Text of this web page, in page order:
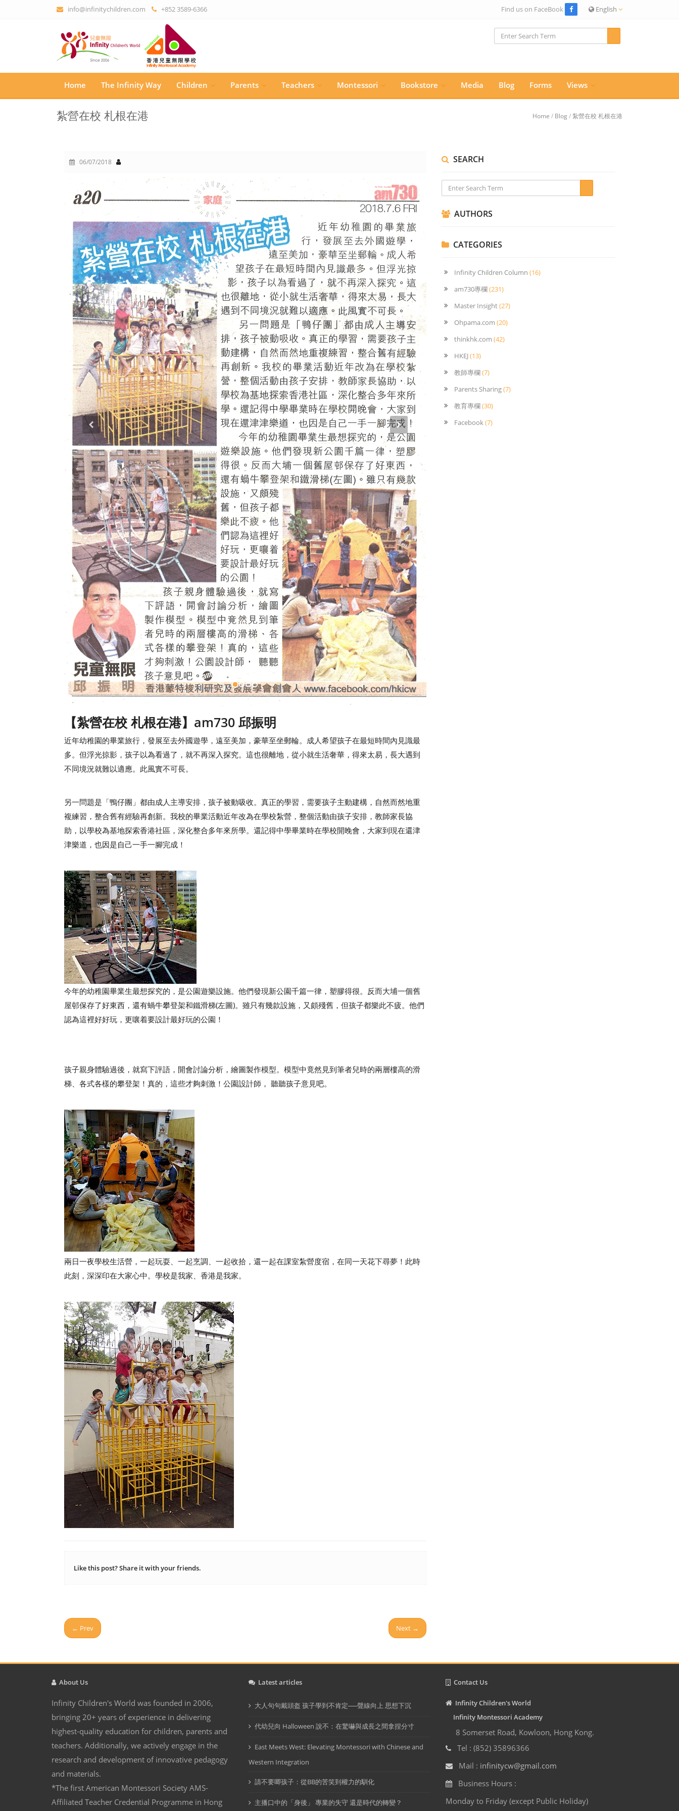
info@infinitychildren.com +852 3589-6366 English
Find us on FaceBook
Home The Infinity Way Children Parents Teachers Montessori Bookstore Media Blog Forms Views
紮營在校 札根在港 Home / Blog /紮營在校 札根在港
06/07/2018
【紮營在校 札根在港】am730 邱振明
近年幼稚園的畢業旅行，發展至去外國遊學，遠至美加，豪華至坐郵輪。成人希望孩子在最短時間內見識最
多。但浮光掠影，孩子以為看過了，就不再深入探究。這也很離地，從小就生活奢華，得來太易，長大遇到
不同境況就難以適應。此風實不可長。
另一問題是「鴨仔團」都由成人主導安排，孩子被動吸收。真正的學習，需要孩子主動建構，自然而然地重
複練習，整合舊有經驗再創新。我校的畢業活動近年改為在學校紮營，整個活動由孩子安排，教師家長協
助，以學校為基地探索香港社區，深化整合多年來所學。還記得中學畢業時在學校開晚會，大家到現在還津
津樂道，也因是自己一手一腳完成！
今年的幼稚園畢業生最想探究的，是公園遊樂設施。他們發現新公園千篇一律，塑膠得很。反而大埔一個舊
屋邨保存了好東西，還有蝸牛攀登架和鐵滑梯(左圖)。雖只有幾款設施，又頗殘舊，但孩子都樂此不疲。他們
認為這裡好好玩，更嚷着要設計最好玩的公園！
孩子親身體驗過後，就寫下評語，開會討論分析，繪圖製作模型。模型中竟然見到筆者兒時的兩層樓高的滑
梯、各式各樣的攀登架！真的，這些才夠刺激！公園設計師， 聽聽孩子意見吧。
兩日一夜學校生活營，一起玩耍、一起烹調、一起收拾，還一起在課室紮營度宿，在同一天花下尋夢！此時
此刻，深深印在大家心中。學校是我家、香港是我家。
Like this post? Share it with your friends.
← Prev Next →
SEARCH
AUTHORS
CATEGORIES
Infinity Children Column (16)
am730專欄(231)
Master Insight(27)
Ohpama.com (20)
thinkhk.com (42)
HKEJ(13)
教師專欄(7)
Parents Sharing(7)
教育專欄(30)
Facebook(7)
About Us
Infinity Children's World was founded in 2006,
bringing 20+ years of experience in delivering
highest-quality education for children, parents and
teachers. Additionally, we actively engage in the
research and development of innovative pedagogy
and materials.
*The first American Montessori Society AMS-
Affiliated Teacher Credential Programme in Hong
Latest articles
大人句句戴頭盔 孩子學到不肯定──聲線向上 思想下沉
代幼兒向 Halloween 說不：在驚嚇與成長之間拿捏分寸
East Meets West: Elevating Montessori with Chinese and
Western Integration
請不要唧孩子：從BB的苦笑到權力的馴化
主播口中的「身後」 專業的失守 還是時代的轉變？
Contact Us
Infinity Children's World
Infinity Montessori Academy
8 Somerset Road, Kowloon, Hong Kong.
Tel : (852) 35896366
Mail : infinitycw@gmail.com
Business Hours :
Monday to Friday (except Public Holiday)